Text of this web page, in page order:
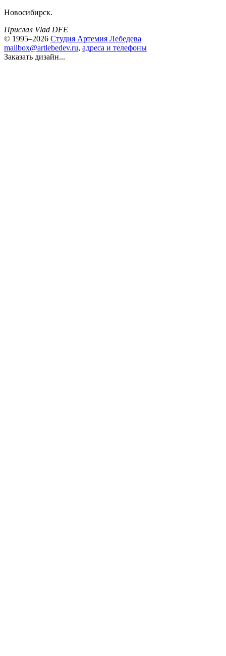
Новосибирск.
Прислал Vlad DFE
© 1995–2026 Студия Артемия Лебедева
mailbox@artlebedev.ru, адреса и телефоны
Заказать дизайн...